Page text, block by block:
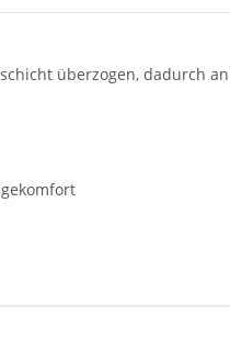
überzogen, dadurch